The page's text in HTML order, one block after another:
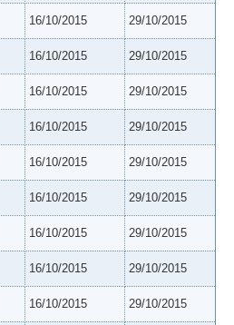
16/10/2015 29/10/2015
16/10/2015 29/10/2015
16/10/2015 29/10/2015
16/10/2015 29/10/2015
16/10/2015 29/10/2015
16/10/2015 29/10/2015
16/10/2015 29/10/2015
16/10/2015 29/10/2015
16/10/2015 29/10/2015